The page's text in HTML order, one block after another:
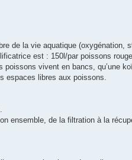
de la vie aquatique (oxygénation,
est : 150l/par poissons
vivent en bancs, qu’une
espaces libres aux poissons.
ensemble, de la filtration à la